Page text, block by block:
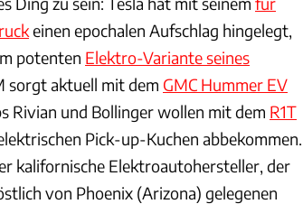
einen epochalen Aufschlag hingelegt,
potenten Elektro-Variante seines
sorgt aktuell mit dem GMC Hummer EV
Rivian und Bollinger wollen mit dem R1T
Pick-up-Kuchen abbekommen.
kalifornische Elektroautohersteller, der
von Phoenix (Arizona) gelegenen